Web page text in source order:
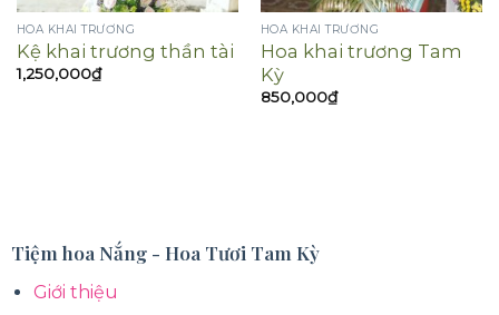
HOA KHAI TRƯƠNG
Kệ khai trương thần tài
1,250,000₫
HOA KHAI TRƯƠNG
Hoa khai trương Tam
Kỳ
850,000₫
Tiệm hoa Nắng - Hoa Tươi Tam Kỳ
Giới thiệu